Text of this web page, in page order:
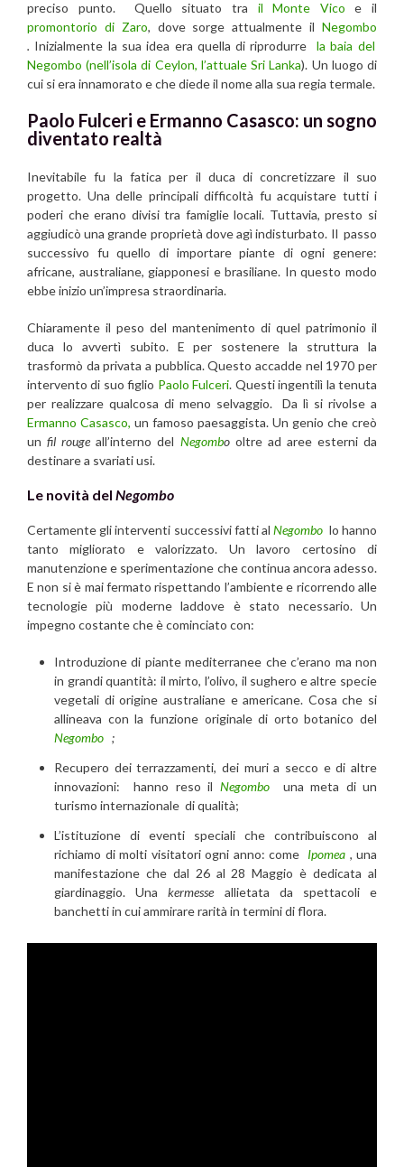
preciso punto. Quello situato tra il Monte Vico e il
promontorio di Zaro, dove sorge attualmente ilNegombo
. Inizialmente la sua idea era quella di riprodurrela baia del
Negombo (nell’isola di Ceylon, l’attuale Sri Lanka). Un luogo di
cui si era innamorato e che diede il nome alla sua regia termale.
Paolo Fulceri e Ermanno Casasco: un sogno
diventato realtà
Inevitabile fu la fatica per il duca di concretizzare il suo
progetto. Una delle principali difficoltà fu acquistare tutti i
poderi che erano divisi tra famiglie locali. Tuttavia, presto si
aggiudicò una grande proprietà dove agì indisturbato. Il passo
successivo fu quello di importare piante di ogni genere:
africane, australiane, giapponesi e brasiliane. In questo modo
ebbe inizio un’impresa straordinaria.
Chiaramente il peso del mantenimento di quel patrimonio il
duca lo avvertì subito. E per sostenere la struttura la
trasformò da privata a pubblica. Questo accadde nel 1970 per
intervento di suo figlio Paolo Fulceri. Questi ingentilì la tenuta
per realizzare qualcosa di meno selvaggio. Da lì si rivolse a
Ermanno Casasco, un famoso paesaggista. Un genio che creò
unfil rouge all’interno del Negombooltre ad aree esterni da
destinare a svariati usi.
Le novità del Negombo
Certamente gli interventi successivi fatti alNegombo lo hanno
tanto migliorato e valorizzato. Un lavoro certosino di
manutenzione e sperimentazione che continua ancora adesso.
E non si è mai fermato rispettando l’ambiente e ricorrendo alle
tecnologie più moderne laddove è stato necessario. Un
impegno costante che è cominciato con:
Introduzione di piante mediterranee che c’erano ma non
in grandi quantità: il mirto, l’olivo, il sughero e altre specie
vegetali di origine australiane e americane. Cosa che si
allineava con la funzione originale di orto botanico del
Negombo ;
Recupero dei terrazzamenti, dei muri a secco e di altre
innovazioni: hanno reso il Negombo
una meta di un
turismo internazionale di qualità;
L’istituzione di eventi speciali che contribuiscono al
richiamo di molti visitatori ogni anno: come Ipomea , una
manifestazione che dal 26 al 28 Maggio è dedicata al
giardinaggio. Unakermesse allietata da spettacoli e
banchetti in cui ammirare rarità in termini di flora.